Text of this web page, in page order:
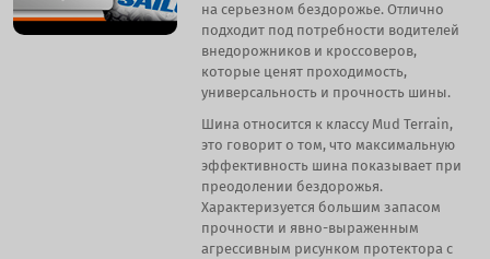
на серьезном бездорожье. Отлично
подходит под потребности водителей
внедорожников и кроссоверов,
которые ценят проходимость,
универсальность и прочность шины.
Шина относится к классу Mud Terrain,
это говорит о том, что максимальную
эффективность шина показывает при
преодолении бездорожья.
Характеризуется большим запасом
прочности и явно-выраженным
агрессивным рисунком протектора с